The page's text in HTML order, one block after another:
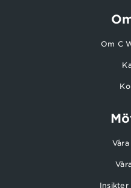
Om C